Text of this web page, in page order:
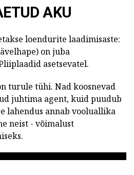
AKU
loendurite laadimisaste:
on juba
asetsevatel.
turule tühi. Nad koosnevad
juhtima agent, kuid puudub
lahendus annab vooluallika
neist - võimalust